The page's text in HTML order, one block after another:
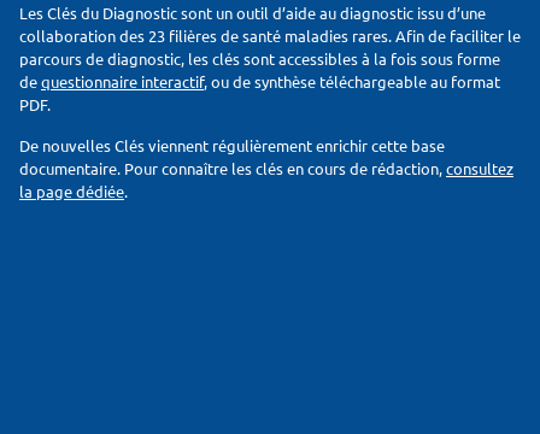
Les Clés du Diagnostic sont un outil d’aide au diagnostic issu d’une
collaboration des 23 filières de santé maladies rares. Afin de faciliter le
parcours de diagnostic, les clés sont accessibles à la fois sous forme
dequestionnaire interactif, ou de synthèse téléchargeable au format
PDF.
De nouvelles Clés viennent régulièrement enrichir cette base
documentaire. Pour connaître les clés en cours de rédaction,consultez
la page dédiée.